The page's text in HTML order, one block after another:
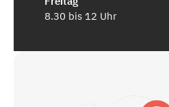
8.30 bis 12 Uhr